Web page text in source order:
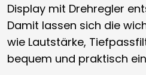
Display mit Drehregler
Damit lassen sich die
wie Lautstärke,
bequem und praktisch